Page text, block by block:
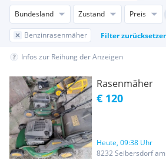
Bundesland Zustand Preis
Benzinrasenmäher Filter
Infos zur Reihung der Anzeigen
Rasenmäher
€ 120
Heute, 09:38 Uhr
8232 Seibersdorf